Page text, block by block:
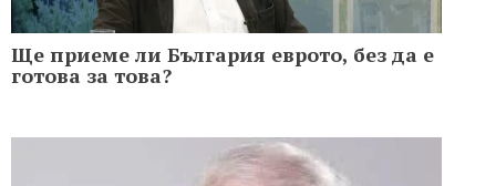
Ще приеме ли България еврото, без да е
готова за това?